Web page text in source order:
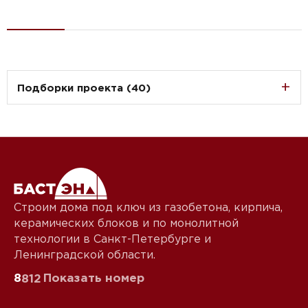
Подборки проекта (40)
Строим дома под ключ из газобетона, кирпича,
керамических блоков и по монолитной
технологии в Санкт-Петербурге и
Ленинградской области.
8812 Показать номер